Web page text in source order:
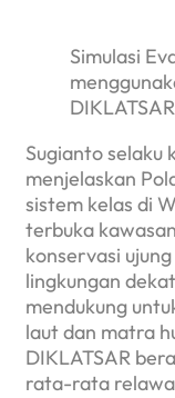
Simulasi
Sugianto selaku
menjelaskan
sistem kelas di
terbuka
konservasi
lingkungan
mendukung
laut dan matra
DIKLATSAR
rata-rata